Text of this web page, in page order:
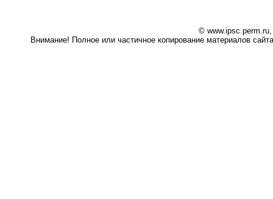
©
Внимание! Полное или частичное копирование материалов